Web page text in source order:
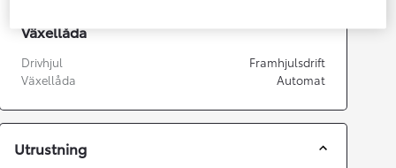
Växellåda
Drivhjul
Framhjulsdrift
Växellåda
Automat
Utrustning